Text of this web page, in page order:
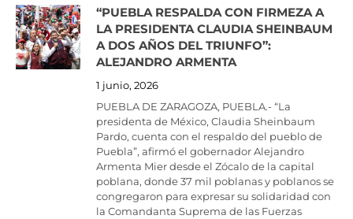
“PUEBLA RESPALDA CON FIRMEZA A
LA PRESIDENTA CLAUDIA SHEINBAUM
A DOS AÑOS DEL TRIUNFO”:
ALEJANDRO ARMENTA
1 junio, 2026
PUEBLA DE ZARAGOZA, PUEBLA.- “La
presidenta de México, Claudia Sheinbaum
Pardo, cuenta con el respaldo del pueblo de
Puebla”, afirmó el gobernador Alejandro
Armenta Mier desde el Zócalo de la capital
poblana, donde 37 mil poblanas y poblanos se
congregaron para expresar su solidaridad con
la Comandanta Suprema de las Fuerzas